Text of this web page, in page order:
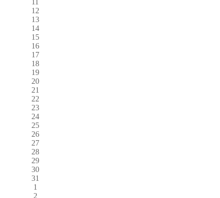
12
13
14
15
16
17
18
19
20
21
22
23
24
25
26
27
28
29
30
31
1
2